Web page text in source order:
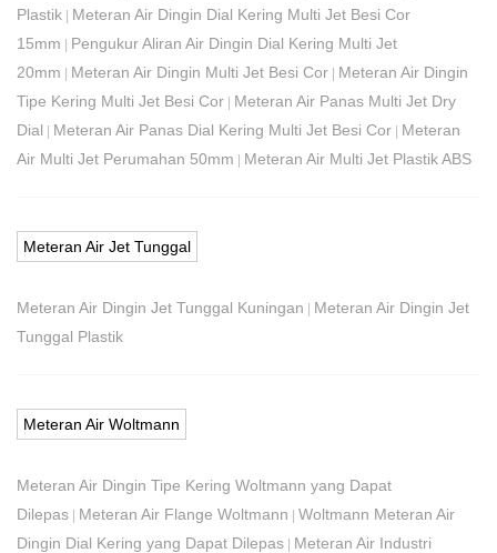
Plastik | Meteran Air Dingin Dial Kering Multi Jet Besi Cor
15mm | Pengukur Aliran Air Dingin Dial Kering Multi Jet
20mm | Meteran Air Dingin Multi Jet Besi Cor | Meteran Air Dingin
Tipe Kering Multi Jet Besi Cor | Meteran Air Panas Multi Jet Dry
Dial | Meteran Air Panas Dial Kering Multi Jet Besi Cor | Meteran
Air Multi Jet Perumahan 50mm | Meteran Air Multi Jet Plastik ABS
Meteran Air Jet Tunggal
Meteran Air Dingin Jet Tunggal Kuningan | Meteran Air Dingin Jet
Tunggal Plastik
Meteran Air Woltmann
Meteran Air Dingin Tipe Kering Woltmann yang Dapat
Dilepas | Meteran Air Flange Woltmann | Woltmann Meteran Air
Dingin Dial Kering yang Dapat Dilepas | Meteran Air Industri